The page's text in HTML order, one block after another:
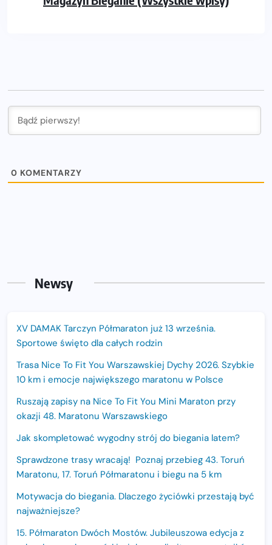
0 KOMENTARZY
Newsy
XV DAMAK Tarczyn Półmaraton już 13 września.
Sportowe święto dla całych rodzin
Trasa Nice To Fit You Warszawskiej Dychy 2026. Szybkie
10 km i emocje największego maratonu w Polsce
Ruszają zapisy na Nice To Fit You Mini Maraton przy
okazji 48. Maratonu Warszawskiego
Jak skompletować wygodny strój do biegania latem?
Sprawdzone trasy wracają! Poznaj przebieg 43. Toruń
Maratonu, 17. Toruń Półmaratonu i biegu na 5 km
Motywacja do biegania. Dlaczego życiówki przestają być
najważniejsze?
15. Półmaraton Dwóch Mostów. Jubileuszowa edycja z